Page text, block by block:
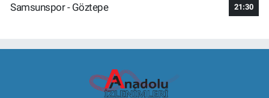
Samsunspor - Göztepe
21:30